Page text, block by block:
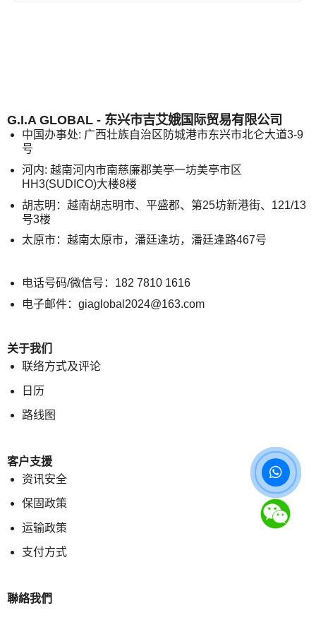
G.I.A GLOBAL - 东兴市吉艾娥国际贸易有限公司
中国办事处: 广西壮族自治区防城港市东兴市北仑大道3-9
号
河内: 越南河内市南慈廉郡美亭一坊美亭市区
HH3(SUDICO)大楼8楼
胡志明：越南胡志明市、平盛郡、第25坊新港街、121/13
号3楼
太原市：越南太原市，潘廷逢坊，潘廷逢路467号
电话号码/微信号：182 7810 1616
电子邮件：giaglobal2024@163.com
关于我们
联络方式及评论
日历
路线图
客户支援
资讯安全
保固政策
运输政策
支付方式
聯絡我們